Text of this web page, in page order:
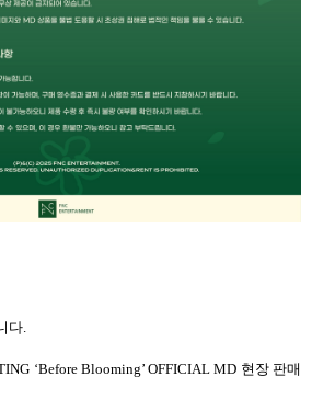
다.
‘Before Blooming’ OFFICIAL MD 현장 판매